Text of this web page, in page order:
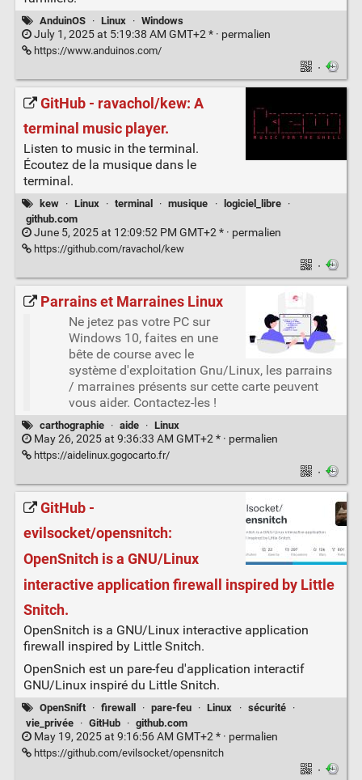
AnduinOS · Linux · Windows
July 1, 2025 at 5:19:38 AM GMT+2 * · permalien
https://www.anduinos.com/
·
GitHub - ravachol/kew: A
terminal music player.
Listen to music in the terminal.
Écoutez de la musique dans le
terminal.
kew · Linux · terminal · musique · logiciel_libre
·
github.com
June 5, 2025 at 12:09:52 PM GMT+2 * · permalien
https://github.com/ravachol/kew
·
Parrains et Marraines Linux
Ne jetez pas votre PC sur
Windows 10, faites en une
bête de course avec le
système d'exploitation Gnu/Linux, les parrains
/ marraines présents sur cette carte peuvent
vous aider. Contactez-les !
carthographie · aide · Linux
May 26, 2025 at 9:36:33 AM GMT+2 * · permalien
https://aidelinux.gogocarto.fr/
·
GitHub -
evilsocket/opensnitch:
OpenSnitch is a GNU/Linux
interactive application firewall inspired by Little
Snitch.
OpenSnitch is a GNU/Linux interactive application
firewall inspired by Little Snitch.
OpenSnich est un pare-feu d'application interactif
GNU/Linux inspiré du Little Snitch.
OpenSnift · firewall · pare-feu · Linux · sécurité
·
vie_privée
· GitHub · github.com
May 19, 2025 at 9:16:56 AM GMT+2 * · permalien
https://github.com/evilsocket/opensnitch
·